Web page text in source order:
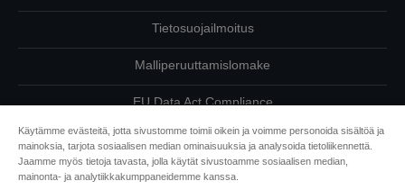
Tietosuojailmoitus
Malliperuuttamislomake
EU Data Act Compliance
Ota meihin yhteyttä omista tiedoistasi
Tietoa evästeistä
Käytämme evästeitä, jotta sivustomme toimii oikein ja voimme personoida sisältöä ja
mainoksia, tarjota sosiaalisen median ominaisuuksia ja analysoida tietoliikennettä.
Jaamme myös tietoja tavasta, jolla käytät sivustoamme sosiaalisen median,
mainonta- ja analytiikkakumppaneidemme kanssa.